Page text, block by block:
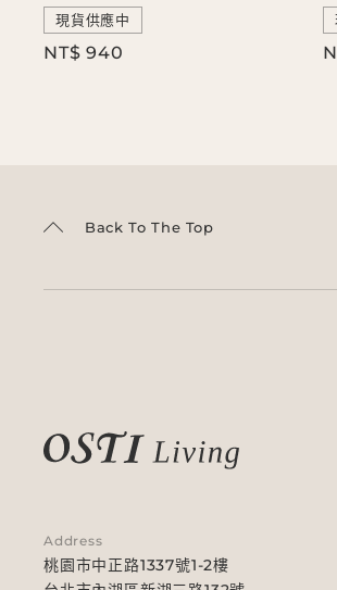
現貨供應中
NT$ 940
Address
桃園市中正路1337號1-2樓
Back To The Top